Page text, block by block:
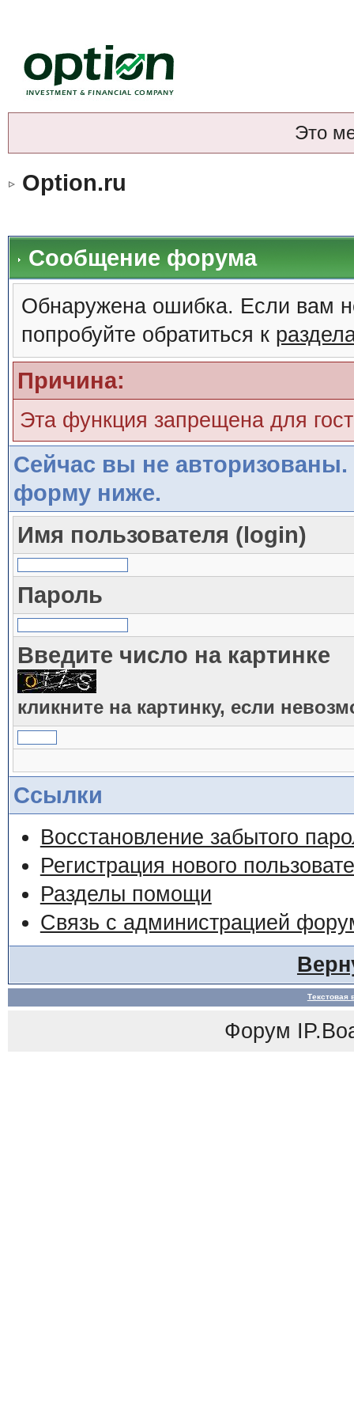
Это
Option.ru
Сообщение форума
Обнаружена ошибка. Если вам
попробуйте обратиться к
Причина:
Эта функция запрещена для
Сейчас вы не авторизованы.
форму ниже.
Имя пользователя (login)
Пароль
Введите число на картинке
кликните на картинку, если
Ссылки
Восстановление забытого
Регистрация нового
Разделы помощи
Связь с администрацией
Текстовая
Форум